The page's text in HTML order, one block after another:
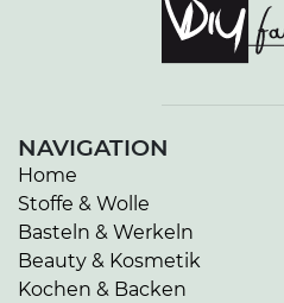
NAVIGATION
Home
Stoffe & Wolle
Basteln & Werkeln
Beauty & Kosmetik
Kochen & Backen